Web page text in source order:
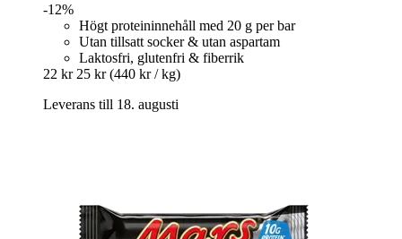
-12%
Högt proteininnehåll med 20 g per bar
Utan tillsatt socker & utan aspartam
Laktosfri, glutenfri & fiberrik
22 kr 25 kr (440 kr / kg)
Leverans till 18. augusti